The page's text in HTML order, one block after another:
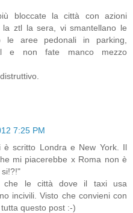
bloccate la città con azioni
la ztl la sera, vi smantellano le
le aree pedonali in parking,
e non fate manco mezzo
7:25 PM
scritto Londra e New York. Il
mi piacerebbe x Roma non è
che le città dove il taxi usa
incivili. Visto che convieni con
questo post :-)